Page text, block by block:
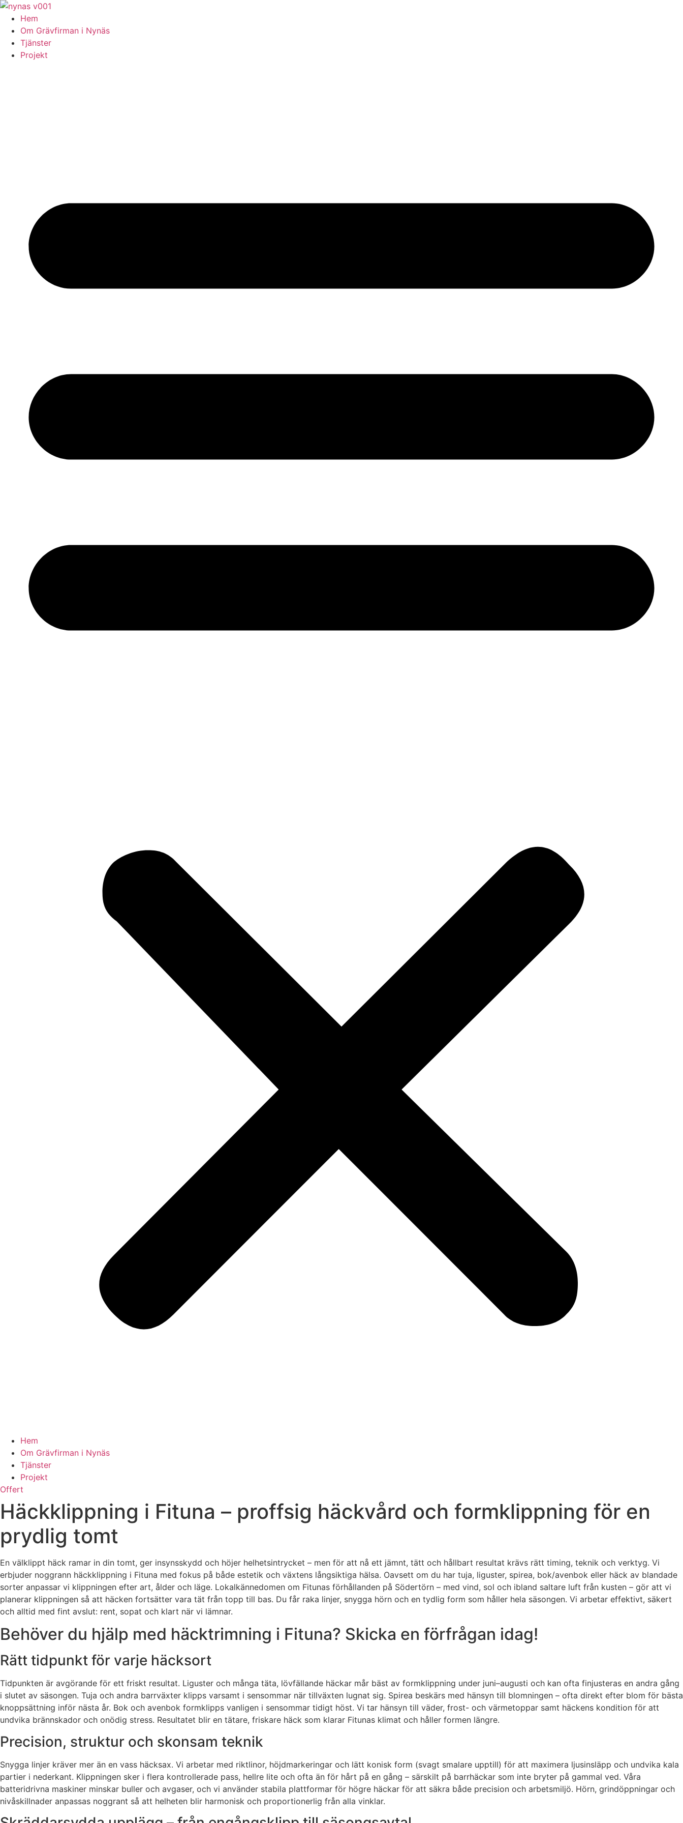
Skip
content
Hem
Om Grävfirman i Nynäs
Tjänster
Projekt
Hem
Om Grävfirman i Nynäs
Tjänster
Projekt
Offert
Häckklippning i Fituna – proffsig häckvård och formklippning för en
prydlig tomt
En välklippt häck ramar in din tomt, ger insynsskydd och höjer helhetsintrycket – men för att nå ett jämnt, tätt och hållbart resultat krävs rätt timing, teknik och verktyg. Vi
erbjuder noggrann häckklippning i Fituna med fokus på både estetik och växtens långsiktiga hälsa. Oavsett om du har tuja, liguster, spirea, bok/avenbok eller häck av blandade
sorter anpassar vi klippningen efter art, ålder och läge. Lokalkännedomen om Fitunas förhållanden på Södertörn – med vind, sol och ibland saltare luft från kusten – gör att vi
planerar klippningen så att häcken fortsätter vara tät från topp till bas. Du får raka linjer, snygga hörn och en tydlig form som håller hela säsongen. Vi arbetar effektivt, säkert
och alltid med fint avslut: rent, sopat och klart när vi lämnar.
Behöver du hjälp med häcktrimning i Fituna? Skicka en förfrågan idag!
Rätt tidpunkt för varje häcksort
Tidpunkten är avgörande för ett friskt resultat. Liguster och många täta, lövfällande häckar mår bäst av formklippning under juni–augusti och kan ofta finjusteras en andra gång
i slutet av säsongen. Tuja och andra barrväxter klipps varsamt i sensommar när tillväxten lugnat sig. Spirea beskärs med hänsyn till blomningen – ofta direkt efter blom för bästa
knoppsättning inför nästa år. Bok och avenbok formklipps vanligen i sensommar tidigt höst. Vi tar hänsyn till väder, frost- och värmetoppar samt häckens kondition för att
undvika brännskador och onödig stress. Resultatet blir en tätare, friskare häck som klarar Fitunas klimat och håller formen längre.
Precision, struktur och skonsam teknik
Snygga linjer kräver mer än en vass häcksax. Vi arbetar med riktlinor, höjdmarkeringar och lätt konisk form (svagt smalare upptill) för att maximera ljusinsläpp och undvika kala
partier i nederkant. Klippningen sker i flera kontrollerade pass, hellre lite och ofta än för hårt på en gång – särskilt på barrhäckar som inte bryter på gammal ved. Våra
batteridrivna maskiner minskar buller och avgaser, och vi använder stabila plattformar för högre häckar för att säkra både precision och arbetsmiljö. Hörn, grindöppningar och
nivåskillnader anpassas noggrant så att helheten blir harmonisk och proportionerlig från alla vinklar.